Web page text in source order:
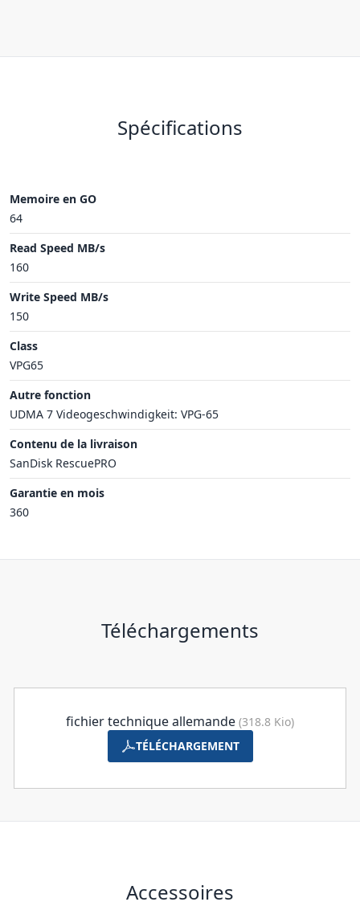
Spécifications
Memoire en GO
64
Read Speed MB/s
160
Write Speed MB/s
150
Class
VPG65
Autre fonction
UDMA 7 Videogeschwindigkeit: VPG-65
Contenu de la livraison
SanDisk RescuePRO
Garantie en mois
360
Téléchargements
fichier technique allemande (318.8 Kio)
TÉLÉCHARGEMENT
Accessoires